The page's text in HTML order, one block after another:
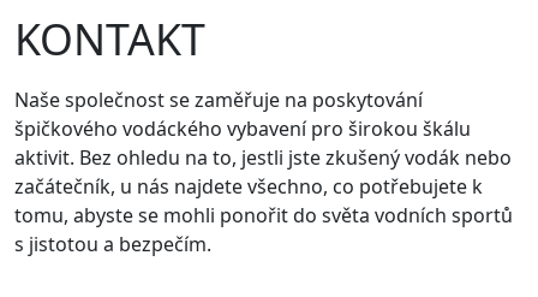
KONTAKT
Naše společnost se zaměřuje na poskytování
špičkového vodáckého vybavení pro širokou škálu
aktivit. Bez ohledu na to, jestli jste zkušený vodák nebo
začátečník, u nás najdete všechno, co potřebujete k
tomu, abyste se mohli ponořit do světa vodních sportů
s jistotou a bezpečím.